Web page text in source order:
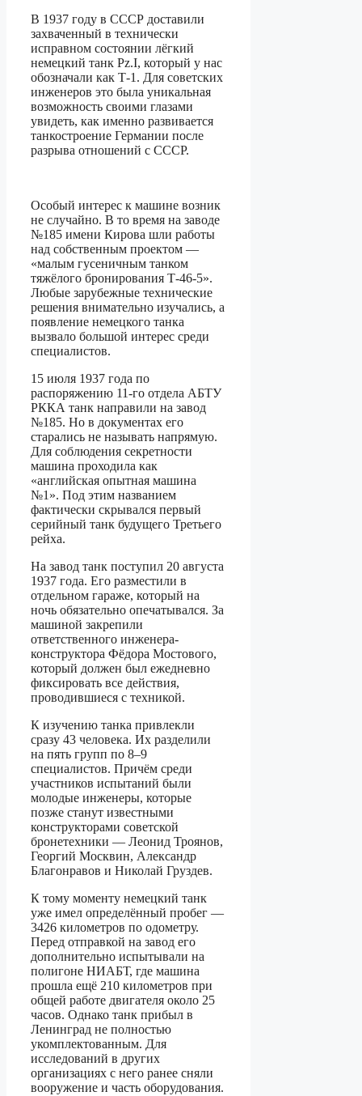
В 1937 году в СССР доставили
захваченный в технически
исправном состоянии лёгкий
немецкий танк Pz.I, который у нас
обозначали как Т-1. Для советских
инженеров это была уникальная
возможность своими глазами
увидеть, как именно развивается
танкостроение Германии после
разрыва отношений с СССР.
Особый интерес к машине возник
не случайно. В то время на заводе
№185 имени Кирова шли работы
над собственным проектом —
«малым гусеничным танком
тяжёлого бронирования Т-46-5».
Любые зарубежные технические
решения внимательно изучались, а
появление немецкого танка
вызвало большой интерес среди
специалистов.
15 июля 1937 года по
распоряжению 11-го отдела АБТУ
РККА танк направили на завод
№185. Но в документах его
старались не называть напрямую.
Для соблюдения секретности
машина проходила как
«английская опытная машина
№1». Под этим названием
фактически скрывался первый
серийный танк будущего Третьего
рейха.
На завод танк поступил 20 августа
1937 года. Его разместили в
отдельном гараже, который на
ночь обязательно опечатывался. За
машиной закрепили
ответственного инженера-
конструктора Фёдора Мостового,
который должен был ежедневно
фиксировать все действия,
проводившиеся с техникой.
К изучению танка привлекли
сразу 43 человека. Их разделили
на пять групп по 8–9
специалистов. Причём среди
участников испытаний были
молодые инженеры, которые
позже станут известными
конструкторами советской
бронетехники — Леонид Троянов,
Георгий Москвин, Александр
Благонравов и Николай Груздев.
К тому моменту немецкий танк
уже имел определённый пробег —
3426 километров по одометру.
Перед отправкой на завод его
дополнительно испытывали на
полигоне НИАБТ, где машина
прошла ещё 210 километров при
общей работе двигателя около 25
часов. Однако танк прибыл в
Ленинград не полностью
укомплектованным. Для
исследований в других
организациях с него ранее сняли
вооружение и часть оборудования.